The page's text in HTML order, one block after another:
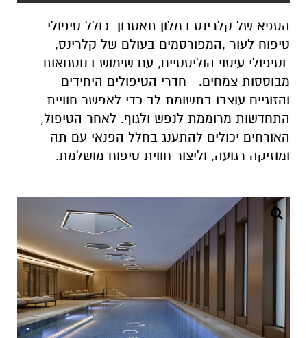
הספא של קלרינס במלון תאטרון כולל טיפולי
טיפוח לעור ,המפורסמים בעולם של קלרינס,
וטיפולי עיסוי הוליסטיים, עם שימוש בנוסחאות
מבוססות צמחים. חדרי הטיפולים היחידים
והזוגיים עוצבו בתשומת לב כדי לאפשר חוויית
התחדשות מרוממת לנפש ולגוף. לאחר הטיפול,
האורחים יכולים להתענג בחלל הפנאי עם תה
ומוזיקה רגועה, וליצור חווית טיפוח מושלמת.